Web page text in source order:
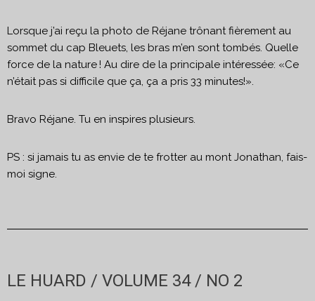
Lorsque j’ai reçu la photo de Réjane trônant fièrement au
sommet du cap Bleuets, les bras m’en sont tombés. Quelle
force de la nature ! Au dire de la principale intéressée: «Ce
n’était pas si difficile que ça, ça a pris 33 minutes!».
Bravo Réjane. Tu en inspires plusieurs.
PS : si jamais tu as envie de te frotter au mont Jonathan, fais-
moi signe.
LE HUARD / VOLUME 34 / NO 2